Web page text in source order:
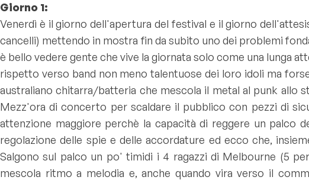
Giorno 1:
Venerdì è il giorno dell'apertura del festival e il giorno
cancelli) mettendo in mostra fin da subito uno dei problemi
è bello vedere gente che vive la giornata solo come una lunga
rispetto verso band non meno talentuose dei loro idoli ma
australiano chitarra/batteria che mescola il metal al punk allo
Mezz'ora di concerto per scaldare il pubblico con pezzi di
attenzione maggiore perchè la capacità di reggere un palco
regolazione delle spie e delle accordature ed ecco che,
Salgono sul palco un po' timidi i 4 ragazzi di Melbourne (5
mescola ritmo a melodia e, anche quando vira verso il